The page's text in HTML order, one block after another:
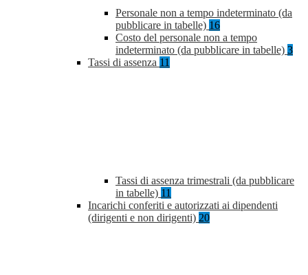
Personale non a tempo indeterminato (da
pubblicare in tabelle) 16
Costo del personale non a tempo
indeterminato (da pubblicare in tabelle) 3
Tassi di assenza 11
Tassi di assenza trimestrali (da pubblicare
in tabelle) 11
Incarichi conferiti e autorizzati ai dipendenti
(dirigenti e non dirigenti) 20